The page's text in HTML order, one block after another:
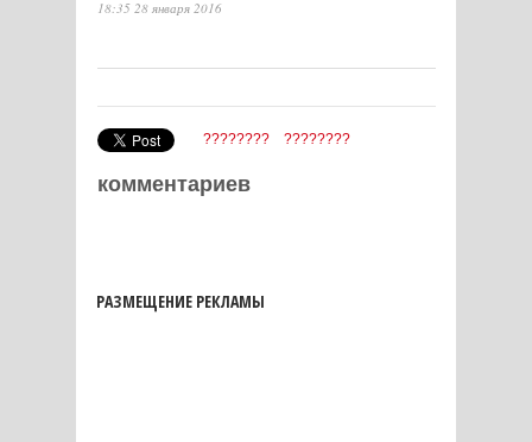
18:35 28 января 2016
???????? ????????
комментариев
РАЗМЕЩЕНИЕ РЕКЛАМЫ